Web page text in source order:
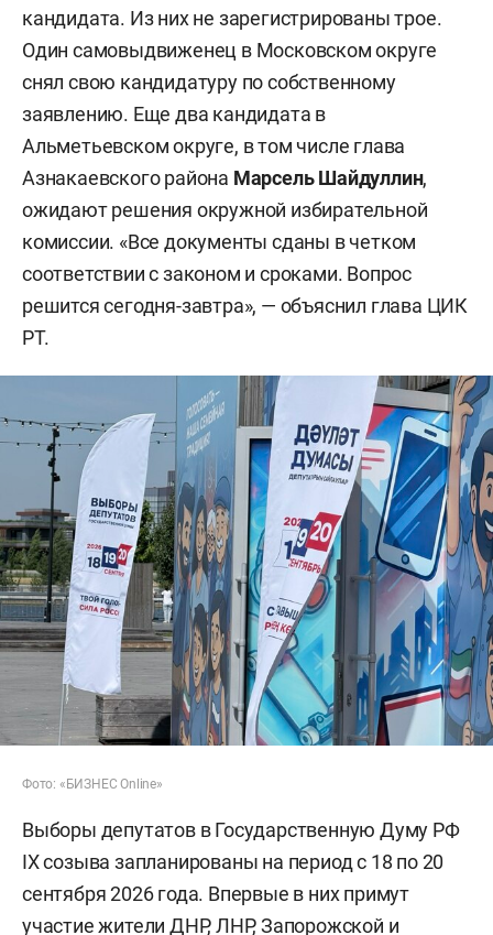
кандидата. Из них не зарегистрированы трое.
Один самовыдвиженец в Московском округе
снял свою кандидатуру по собственному
заявлению. Еще два кандидата в
Альметьевском округе, в том числе глава
Азнакаевского района Марсель Шайдуллин,
ожидают решения окружной избирательной
комиссии. «Все документы сданы в четком
соответствии с законом и сроками. Вопрос
решится сегодня-завтра», — объяснил глава ЦИК
РТ.
Фото: «БИЗНЕС Online»
Выборы депутатов в Государственную Думу РФ
IX созыва запланированы на период с 18 по 20
сентября 2026 года. Впервые в них примут
участие жители ДНР, ЛНР, Запорожской и